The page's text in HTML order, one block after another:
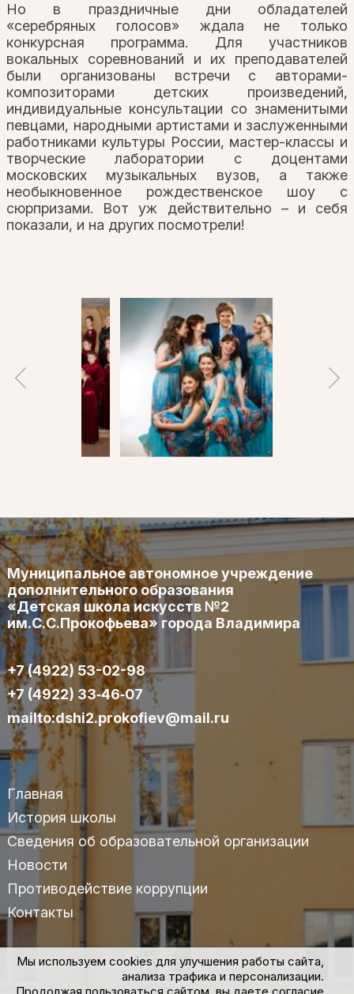
Мы используем cookies для улучшения работы сайта,
анализа трафика и персонализации.
Но в праздничные дни обладателей
«серебряных голосов» ждала не только
конкурсная программа. Для участников
вокальных соревнований и их преподавателей
были организованы встречи с авторами-
композиторами детских произведений,
индивидуальные консультации со знаменитыми
певцами, народными артистами и заслуженными
работниками культуры России, мастер-классы и
творческие лаборатории с доцентами
московских музыкальных вузов, а также
необыкновенное рождественское шоу с
сюрпризами. Вот уж действительно – и себя
показали, и на других посмотрели!
Муниципальное автономное учреждение
дополнительного образования
«Детская школа искусств №2
им.С.С.Прокофьева» города Владимира
+7 (4922) 53-02-98
+7 (4922) 33‑46‑07
mailto:dshi2.prokofiev@mail.ru
Главная
История школы
Сведения об образовательной организации
Новости
Противодействие коррупции
Контакты
© 2025 МАУДО «ДШИ №2» им.С.С.Прокофьева г.Владимира